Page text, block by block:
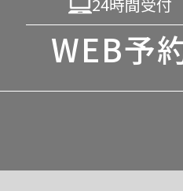
24時間受付
WEB予